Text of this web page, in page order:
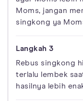
Moms, jangan
singkong ya
Rebus singkong
terlalu lembek
hasilnya lebih